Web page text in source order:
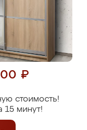
₽
стоимость!
15 минут!